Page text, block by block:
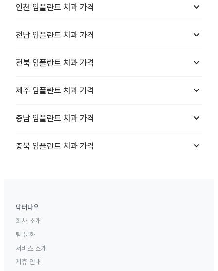
인천 임플란트 치과 가격 keyboard_arrow_down
전남 임플란트 치과 가격 keyboard_arrow_down
전북 임플란트 치과 가격 keyboard_arrow_down
제주 임플란트 치과 가격 keyboard_arrow_down
충남 임플란트 치과 가격 keyboard_arrow_down
충북 임플란트 치과 가격 keyboard_arrow_down
닥터나우
회사 소개
팀 문화
서비스 소개
제휴 안내